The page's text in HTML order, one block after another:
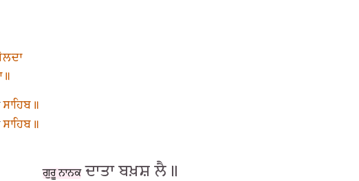
ਸਾਹਿਬ॥
ਸਾਹਿਬ॥
ਗੁਰੂ ਨਾਨਕਦਾਤਾ ਬਖ਼ਸ਼ ਲੈ॥